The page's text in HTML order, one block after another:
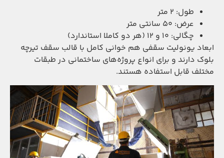
طول: ۲ متر
عرض: ۵۰ سانتی متر
چگالی: ۱۰ و ۱۲ (هر دو کاملا استاندارد)
ابعاد یونولیت سقفی هم خوانی کامل با قالب سقف تیرچه
بلوک دارند و برای انواع پروژه‌های ساختمانی در طبقات
مختلف قابل استفاده هستند.